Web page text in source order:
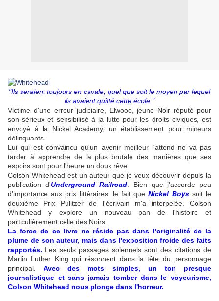
"Ils seraient toujours en cavale, quel que soit le moyen par lequel
ils avaient quitté cette école."
Victime d'une erreur judiciaire, Elwood, jeune Noir réputé pour
son sérieux et sensibilisé à la lutte pour les droits civiques, est
envoyé à la Nickel Academy, un établissement pour mineurs
délinquants.
Lui qui est convaincu qu'un avenir meilleur l'attend ne va pas
tarder à apprendre de la plus brutale des manières que ses
espoirs sont pour l'heure un doux rêve.
Colson Whitehead est un auteur que je veux découvrir depuis la
publication d'Underground Railroad . Bien que j'accorde peu
d'importance aux prix littéraires, le fait queNickel Boyssoit le
deuxième Prix Pulitzer de l'écrivain m'a interpelée. Colson
Whitehead y explore un nouveau pan de l'histoire et
particulièrement celle des Noirs.
La force de ce livre ne réside pas dans l'originalité de la
plume de son auteur, mais dans l'exposition froide des faits
rapportés. Les seuls passages solennels sont des citations de
Martin Luther King qui résonnent dans la tête du personnage
principal.Avec des mots simples, un ton presque
journalistique et sans jamais tomber dans le voyeurisme,
Colson Whitehead nous plonge dans l'horreur.